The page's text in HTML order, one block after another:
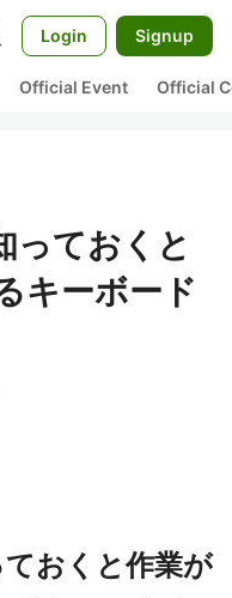
Login Signup
Official Event Official
っておくと
キーボード
おくと作業が